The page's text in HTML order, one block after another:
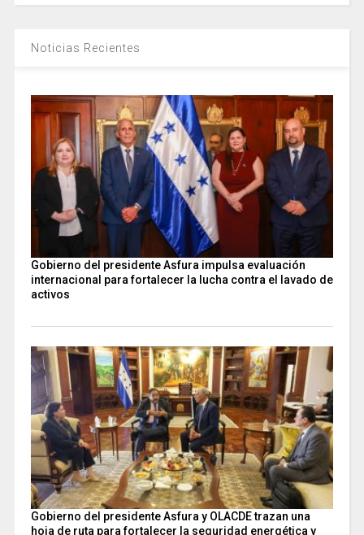
Noticias Recientes
Gobierno del presidente Asfura impulsa evaluación
internacional para fortalecer la lucha contra el lavado de
activos
Gobierno del presidente Asfura y OLACDE trazan una
hoja de ruta para fortalecer la seguridad energética y